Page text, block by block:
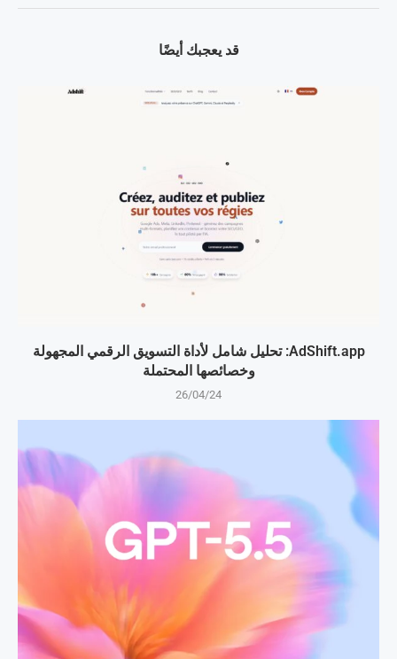
قد يعجبك أيضًا
AdShift.app: تحليل شامل لأداة التسويق الرقمي المجهولة
وخصائصها المحتملة
26/04/24